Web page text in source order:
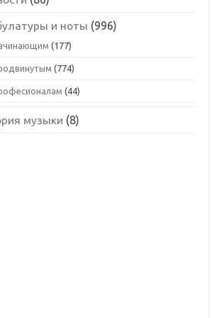
и ноты (996)
(177)
(774)
(44)
музыки (8)